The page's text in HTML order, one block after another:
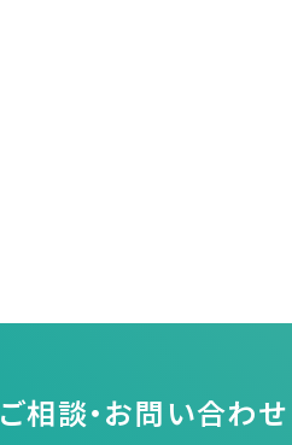
ご相談・お問い合わせ